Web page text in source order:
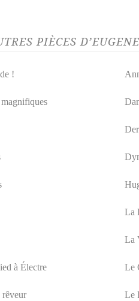
PIÈCES
!
La
La
à Électre Le
Le